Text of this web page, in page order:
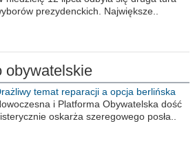
prezydenckich. Największe..
obywatelskie
temat reparacji a opcja berlińska
i Platforma Obywatelska dość
oskarża szeregowego posła..